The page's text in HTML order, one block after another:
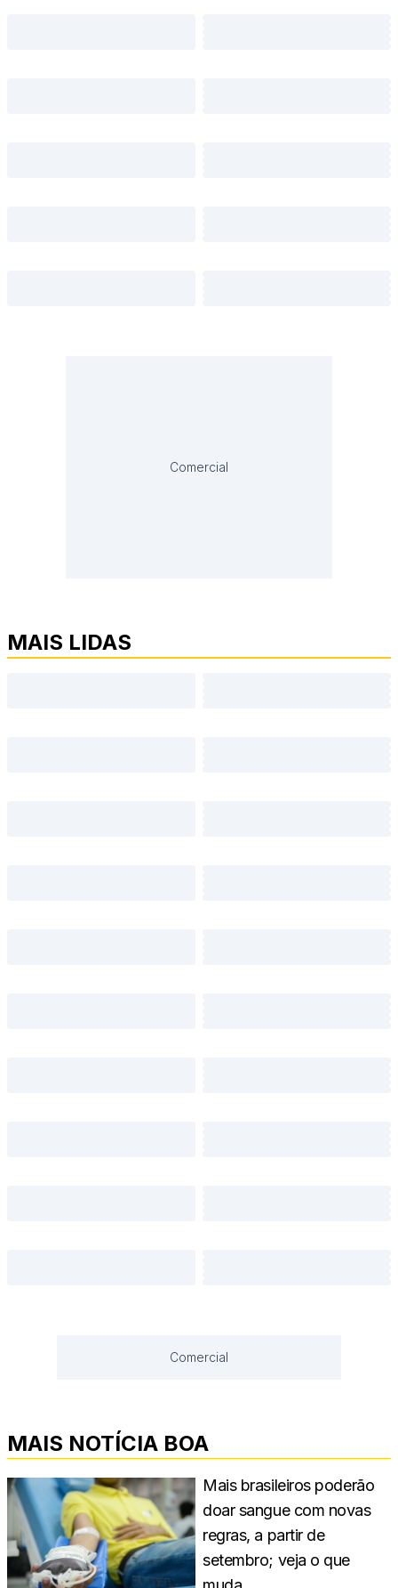
Comercial
MAIS LIDAS
Comercial
MAIS NOTÍCIA BOA
Mais brasileiros poderão
doar sangue com novas
regras, a partir de
setembro; veja o que